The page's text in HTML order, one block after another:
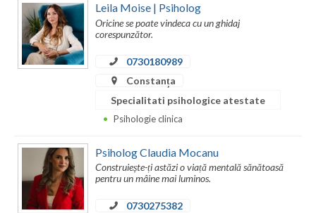
Vaslui
Vrancea
Leila Moise | Psiholog
Oricine se poate vindeca cu un ghidaj
corespunzător.
0730180989
Constanța
Specialitati psihologice atestate
Psihologie clinica
Psiholog Claudia Mocanu
Construiește-ți astăzi o viață mentală sănătoasă
pentru un mâine mai luminos.
0730275382